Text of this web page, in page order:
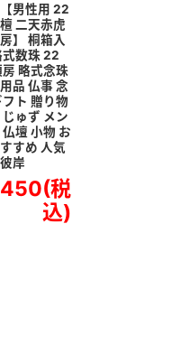
男性用 22
二天赤虎
】 桐箱入
式数珠 22
房 略式念珠
品 仏事 念
ト 贈り物
ゅず メン
仏壇 小物 お
すめ 人気
岸
(税
込)